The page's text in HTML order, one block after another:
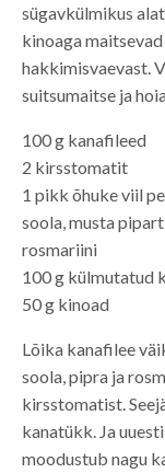
sügavkülmikus
kinoaga
hakkimisvaevast.
suitsumaitse ja
100 g kanafileed
2 kirsstomatit
1 pikk õhuke viil
soola, musta pipart
rosmariini
100 g külmutatud
50 g kinoad
Lõika kanafilee
soola, pipra ja
kirsstomatist.
kanatükk. Ja
moodustub nagu